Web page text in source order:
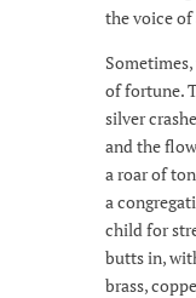
the voice
of fortune.
silver
and the
a roar of
a
child for
butts in,
brass,